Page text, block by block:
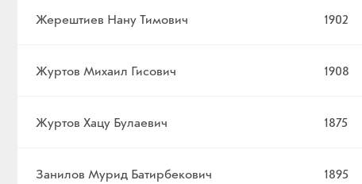
Жерештиев Нану Тимович 1902
Журтов Михаил Гисович 1908
Журтов Хацу Булаевич 1875
Занилов Мурид Батирбекович 1895